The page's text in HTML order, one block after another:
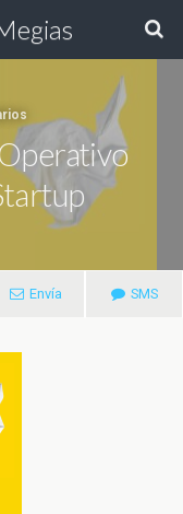
Envía SMS